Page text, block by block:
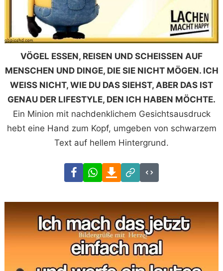
VÖGEL ESSEN, REISEN UND SCHEISSEN AUF
MENSCHEN UND DINGE, DIE SIE NICHT MÖGEN. ICH
WEISS NICHT, WIE DU DAS SIEHST, ABER DAS IST
GENAU DER LIFESTYLE, DEN ICH HABEN MÖCHTE.
Ein Minion mit nachdenklichem Gesichtsausdruck
hebt eine Hand zum Kopf, umgeben von schwarzem
Text auf hellem Hintergrund.
FacebookWhatsAppDownload
Link
Code